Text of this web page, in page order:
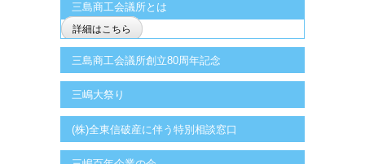
三島商工会議所とは
詳細はこちら
三島商工会議所創立80周年記念
三嶋大祭り
(株)全東信破産に伴う特別相談窓口